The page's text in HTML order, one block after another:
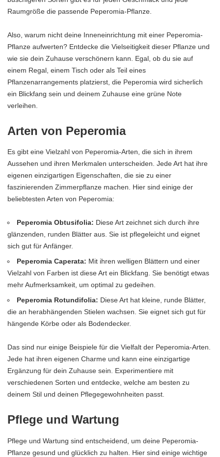
Raumgröße die passende Peperomia-Pflanze.
Also, warum nicht deine Inneneinrichtung mit einer Peperomia-
Pflanze aufwerten? Entdecke die Vielseitigkeit dieser Pflanze und
wie sie dein Zuhause verschönern kann. Egal, ob du sie auf
einem Regal, einem Tisch oder als Teil eines
Pflanzenarrangements platzierst, die Peperomia wird sicherlich
ein Blickfang sein und deinem Zuhause eine grüne Note
verleihen.
Arten von Peperomia
Es gibt eine Vielzahl von Peperomia-Arten, die sich in ihrem
Aussehen und ihren Merkmalen unterscheiden. Jede Art hat ihre
eigenen einzigartigen Eigenschaften, die sie zu einer
faszinierenden Zimmerpflanze machen. Hier sind einige der
beliebtesten Arten von Peperomia:
Peperomia Obtusifolia: Diese Art zeichnet sich durch ihre
glänzenden, runden Blätter aus. Sie ist pflegeleicht und eignet
sich gut für Anfänger.
Peperomia Caperata: Mit ihren welligen Blättern und einer
Vielzahl von Farben ist diese Art ein Blickfang. Sie benötigt etwas
mehr Aufmerksamkeit, um optimal zu gedeihen.
Peperomia Rotundifolia: Diese Art hat kleine, runde Blätter,
die an herabhängenden Stielen wachsen. Sie eignet sich gut für
hängende Körbe oder als Bodendecker.
Das sind nur einige Beispiele für die Vielfalt der Peperomia-Arten.
Jede hat ihren eigenen Charme und kann eine einzigartige
Ergänzung für dein Zuhause sein. Experimentiere mit
verschiedenen Sorten und entdecke, welche am besten zu
deinem Stil und deinen Pflegegewohnheiten passt.
Pflege und Wartung
Pflege und Wartung sind entscheidend, um deine Peperomia-
Pflanze gesund und glücklich zu halten. Hier sind einige wichtige